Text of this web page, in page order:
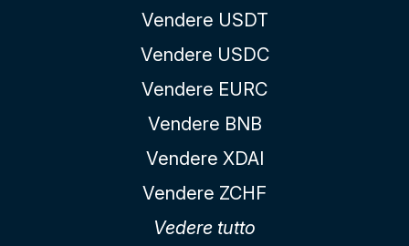
Vendere USDT
Vendere USDC
Vendere EURC
Vendere BNB
Vendere XDAI
Vendere ZCHF
Vedere tutto